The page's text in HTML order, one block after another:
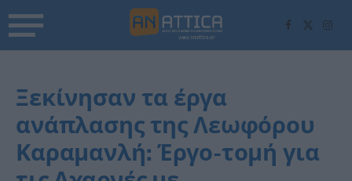
Facebook
X
(Twitter)
Ξεκίνησαν τα έργα
ανάπλασης της Λεωφόρου
Καραμανλή: Έργο-τομή για